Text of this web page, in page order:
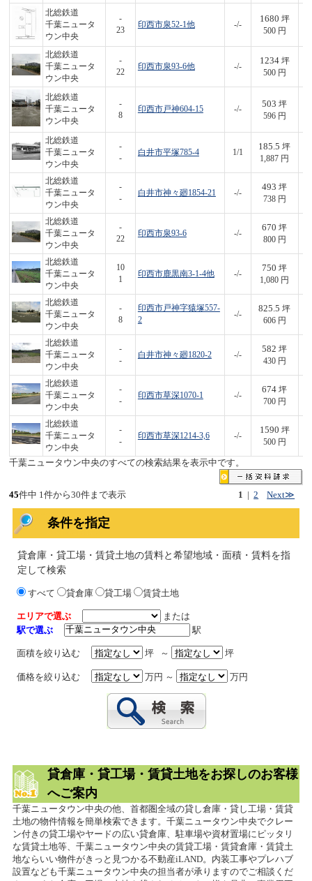
北総鉄道
千葉ニュータ
ウン中央
-
23
印西市泉52-1他 -/-
1680 坪
500 円
北総鉄道
千葉ニュータ
ウン中央
-
22
印西市泉93-6他 -/-
1234坪
500 円
北総鉄道
千葉ニュータ
ウン中央
-
8
印西市戸神604-15 -/-
503 坪
596 円
北総鉄道
千葉ニュータ
ウン中央
-
-
白井市平塚785-4 1/1
185.5 坪
1,887 円
北総鉄道
千葉ニュータ
ウン中央
-
-
白井市神々廻1854-21 -/-
493 坪
738 円
北総鉄道
千葉ニュータ
ウン中央
-
22
印西市泉93-6 -/-
670 坪
800 円
北総鉄道
千葉ニュータ
ウン中央
10
1
印西市鹿黒南3-1-4他 -/-
750 坪
1,080 円
北総鉄道
千葉ニュータ
ウン中央
-
8
印西市戸神字猿塚557-
2
-/-
825.5 坪
606 円
北総鉄道
千葉ニュータ
ウン中央
-
-
白井市神々廻1820-2 -/-
582 坪
430 円
北総鉄道
千葉ニュータ
ウン中央
-
-
印西市草深1070-1 -/-
674 坪
700 円
北総鉄道
千葉ニュータ
ウン中央
-
-
印西市草深1214-3,6 -/-
1590 坪
500 円
千葉ニュータウン中央のすべての検索結果を表示中です。
1 |2 Next≫
45件中 1件から30件まで表示
条件を指定
貸倉庫・貸工場・賃貸土地の賃料と希望地域・面積・賃料を指
定して検索
すべて 貸倉庫 貸工場 賃貸土地
エリアで選ぶ
または
駅で選ぶ
駅
面積を絞り込む 坪 ～ 坪
価格を絞り込む 万円 ～ 万円
貸倉庫・貸工場・賃貸土地をお探しのお客様
へご案内
千葉ニュータウン中央の他、首都圏全域の貸し倉庫・貸し工場・賃貸
土地の物件情報を簡単検索できます。千葉ニュータウン中央でクレー
ン付きの貸工場やヤードの広い貸倉庫、駐車場や資材置場にピッタリ
な賃貸土地等、千葉ニュータウン中央の賃貸工場・賃貸倉庫・賃貸土
地ならいい物件がきっと見つかる不動産iLAND。内装工事やプレハブ
設置なども千葉ニュータウン中央の担当者が承りますのでご相談くだ